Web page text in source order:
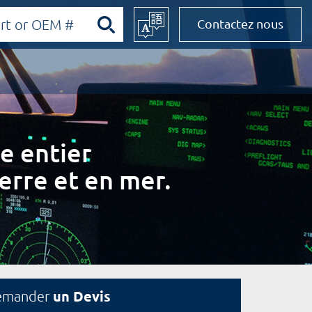
Contactez nous
entier
et en mer.
un Devis